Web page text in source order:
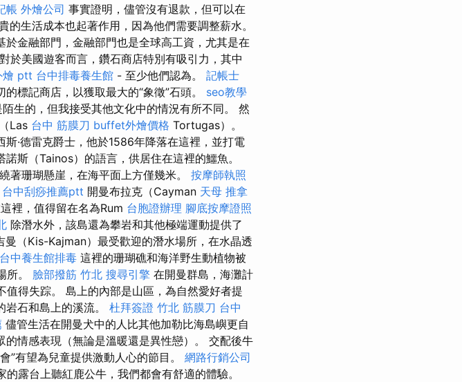
帳 外燴公司 事實證明，儘管沒有退款，但可以在
的生活成本也起著作用，因為他們需要調整薪水。
於金融部門，金融部門也是全球高工資，尤其是在
於美國遊客而言，鑽石商店特別有吸引力，其中
燴 ptt 台中排毒養生館 - 至少他們認為。 記帳士
標記商店，以獲取最大的“象徵”石頭。 seo教學
生的，但我接受其他文化中的情況有所不同。 然
Las 台中 筋膜刀 buffet外燴價格 Tortugas）。
·德雷克爵士，他於1586年降落在這裡，並打電
諾斯（Tainos）的語言，供居住在這裡的鱷魚。
著珊瑚懸崖，在海平面上方僅幾米。 按摩師執照
台中刮痧推薦ptt 開曼布拉克（Cayman 天母 推拿
裡，值得留在名為Rum 台胞證辦理 腳底按摩證照
除潛水外，該島還為攀岩和其他極端運動提供了
曼（Kis-Kajman）最受歡迎的潛水場所，在水晶透
台中養生館排毒 這裡的珊瑚礁和海洋野生動植物被
所。 臉部撥筋 竹北 搜尋引擎 在開曼群島，海灘計
得失踪。 島上的內部是山區，為自然愛好者提
石和島上的溪流。 杜拜簽證 竹北 筋膜刀 台中
儘管生活在開曼犬中的人比其他加勒比海島嶼更自
的情感表現（無論是溫暖還是異性戀）。 交配後牛
”有望為兒童提供激動人心的節目。 網路行銷公司
露台上聽紅鹿公牛，我們都會有舒適的體驗。